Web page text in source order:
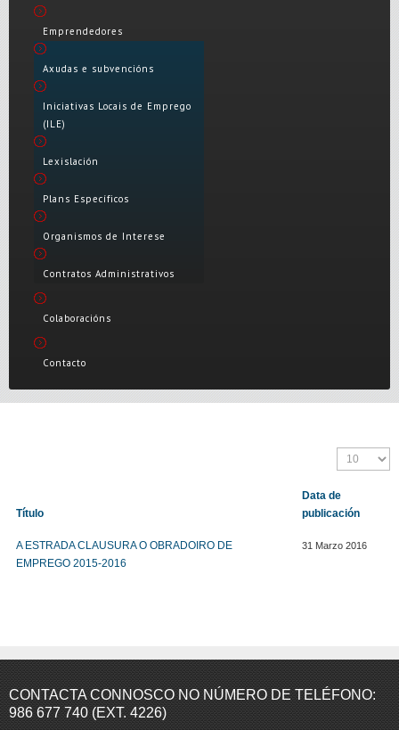
Emprendedores
Axudas e subvencións
Iniciativas Locais de Emprego
(ILE)
Lexislación
Plans Específicos
Organismos de Interese
Contratos Administrativos
Colaboracións
Contacto
Título
Data de
publicación
A ESTRADA CLAUSURA O OBRADOIRO DE
EMPREGO 2015-2016
31 Marzo 2016
CONTACTA CONNOSCO NO NÚMERO DE TELÉFONO:
986 677 740 (EXT. 4226)